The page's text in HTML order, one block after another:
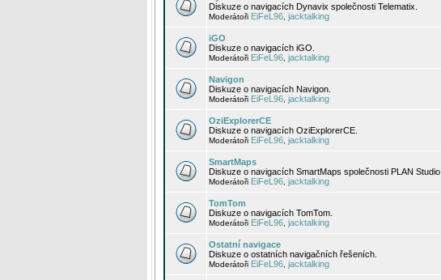
Diskuze o navigacích Dynavix společnosti Telematix.
Moderátoři EiFeL96 jacktalking
iGO
Diskuze o navigacích iGO.
Moderátoři EiFeL96 jacktalking
Navigon
Diskuze o navigacích Navigon.
Moderátoři EiFeL96 jacktalking
OziExplorerCE
Diskuze o navigacích OziExplorerCE.
Moderátoři EiFeL96 jacktalking
SmartMaps
Diskuze o navigacích SmartMaps společnosti PLAN Studio.
Moderátoři EiFeL96 jacktalking
TomTom
Diskuze o navigacích TomTom.
Moderátoři EiFeL96 jacktalking
Ostatní navigace
Diskuze o ostatních navigačních řešeních.
Moderátoři EiFeL96 jacktalking